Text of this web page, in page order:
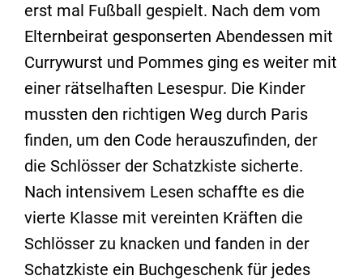
erst mal Fußball gespielt. Nach dem vom
Elternbeirat gesponserten Abendessen mit
Currywurst und Pommes ging es weiter mit
einer rätselhaften Lesespur. Die Kinder
mussten den richtigen Weg durch Paris
finden, um den Code herauszufinden, der
die Schlösser der Schatzkiste sicherte.
Nach intensivem Lesen schaffte es die
vierte Klasse mit vereinten Kräften die
Schlösser zu knacken und fanden in der
Schatzkiste ein Buchgeschenk für jedes